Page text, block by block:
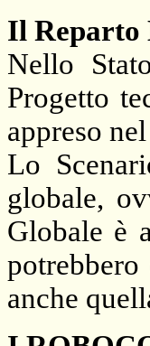
Il Reparto
Nello
Progetto
appreso
Lo
globale,
Globale è
anche